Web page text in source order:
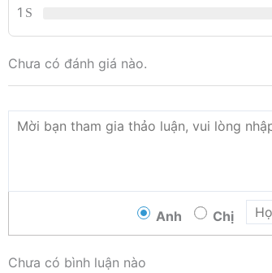
1
Chưa có đánh giá nào.
Anh Chị
Chưa có bình luận nào